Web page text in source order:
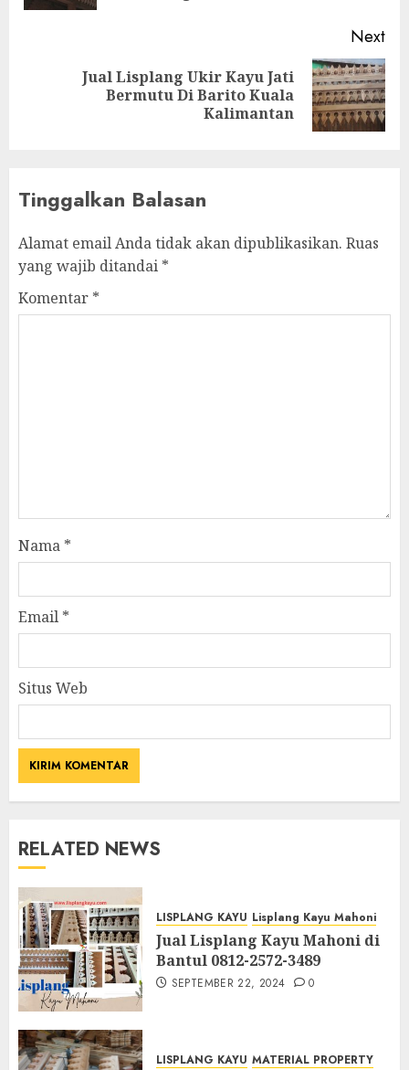
Next
Jual Lisplang Ukir Kayu Jati
Bermutu Di Barito Kuala
Kalimantan
Tinggalkan Balasan
Alamat email Anda tidak akan dipublikasikan. Ruas
yang wajib ditandai *
Komentar *
Nama *
Email *
Situs Web
RELATED NEWS
LISPLANG KAYU Lisplang Kayu Mahoni
Jual Lisplang Kayu Mahoni di
Bantul 0812-2572-3489
SEPTEMBER 22, 2024 0
LISPLANG KAYU MATERIAL PROPERTY